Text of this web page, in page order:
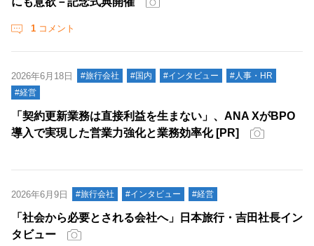
1 コメント
2026年6月18日 #旅行会社 #国内 #インタビュー
#人事・HR
#経営
「契約更新業務は直接利益を生まない」、ANA XがBPO
導入で実現した営業力強化と業務効率化 [PR]
2026年6月9日 #旅行会社 #インタビュー #経営
「社会から必要とされる会社へ」日本旅行・吉田社長イン
タビュー